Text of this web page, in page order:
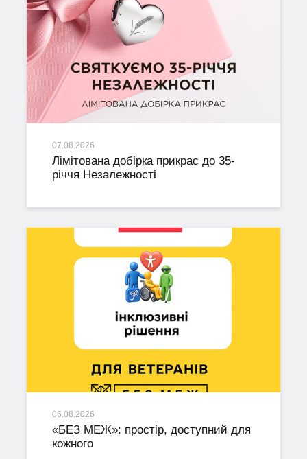
07.08.2026
Лімітована добірка прикрас до 35-
річчя Незалежності
06.08.2026
«БЕЗ МЕЖ»: простір, доступний для
кожного